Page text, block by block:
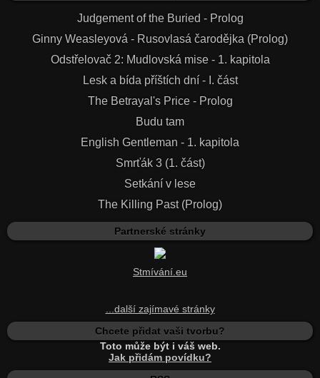
Judgement of the Buried - Prolog
Ginny Weasleyová - Rusovlasá čarodějka (Prolog)
Odstřelovač 2: Mudlovská mise - 1. kapitola
Lesk a bída příštích dní - I. část
The Betrayal's Price - Prolog
Budu tam
English Gentleman - 1. kapitola
Smrťák 3 (1. část)
Setkání v lese
The Killing Past (Prolog)
Partnerské stránky
Stmívání.eu
...další zajímavé stránky
Chcete přidat vaši tvorbu?
Toto může být i váš web.
Jak přidám povídku?